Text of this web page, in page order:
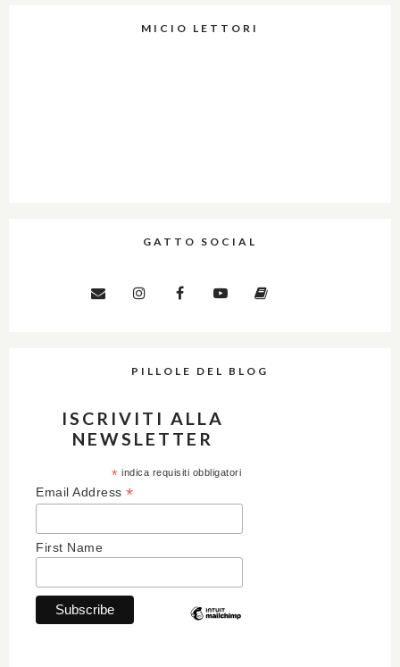
MICIO LETTORI
GATTO SOCIAL
PILLOLE DEL BLOG
ISCRIVITI ALLA
NEWSLETTER
* indica requisiti obbligatori
Email Address *
First Name